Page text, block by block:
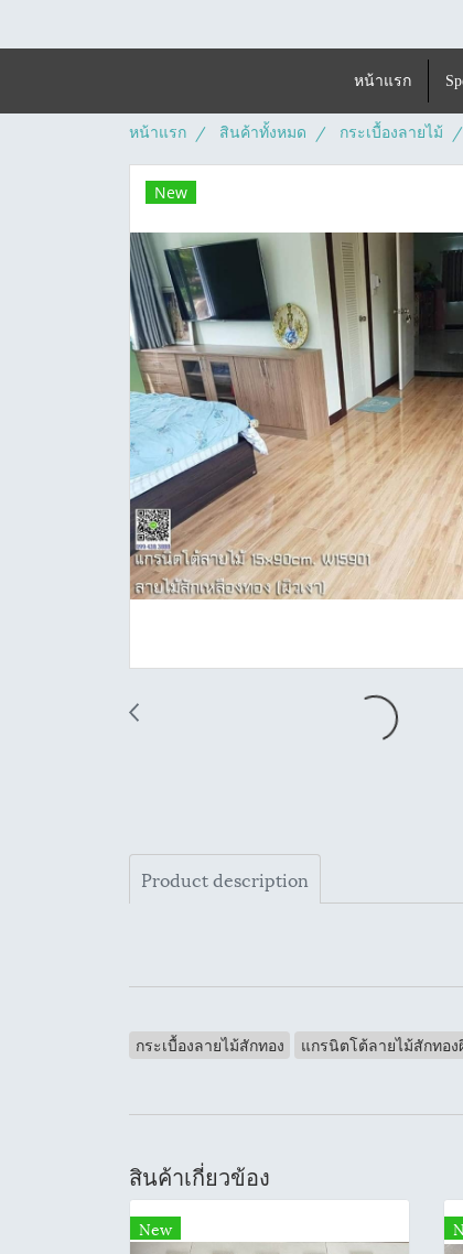
หน้าแรก
หน้าแรก สินค้าทั้งหมด กระเบื้องลายไม้
New
Product description
กระเบื้องลายไม้สักทอง แกรนิตโต้ลายไม้สักทอง
สินค้าเกี่ยวข้อง
New